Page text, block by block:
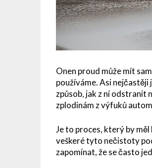
Onen proud může mít
používáme. Asi
způsob, jak z ní odstranit
zplodinám z výfuků
Je to proces, který by
veškeré tyto nečistoty
zapomínat, že se často